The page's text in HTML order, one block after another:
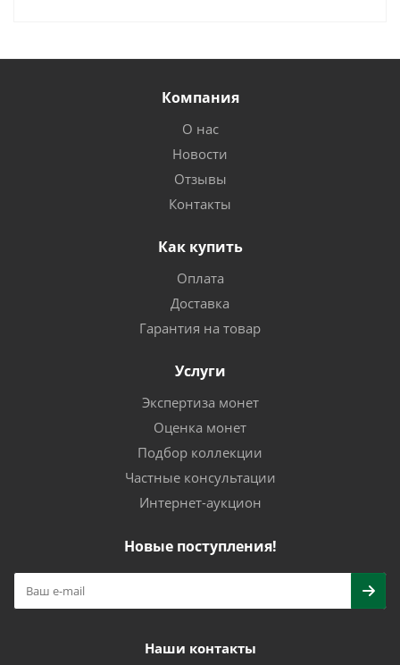
Компания
О нас
Новости
Отзывы
Контакты
Как купить
Оплата
Доставка
Гарантия на товар
Услуги
Экспертиза монет
Оценка монет
Подбор коллекции
Частные консультации
Интернет-аукцион
Новые поступления!
Наши контакты